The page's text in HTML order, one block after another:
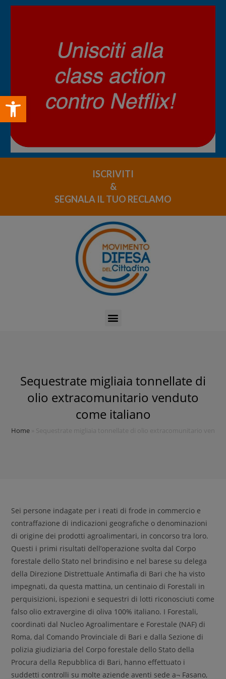
Open toolbar
ISCRIVITI
&
SEGNALA IL TUO RECLAMO
Sequestrate migliaia tonnellate di
olio extracomunitario venduto
come italiano
Home Sequestrate migliaia tonnellate di olio extracomunitario
Sei persone indagate per i reati di frode in commercio e
contraffazione di indicazioni geografiche o denominazioni
di origine dei prodotti agroalimentari, in concorso tra loro.
Questi i primi risultati dell’operazione svolta dal Corpo
forestale dello Stato nel brindisino e nel barese su delega
della Direzione Distrettuale Antimafia di Bari che ha visto
impegnati, da questa mattina, un centinaio di Forestali in
perquisizioni, ispezioni e sequestri di lotti riconosciuti come
falso olio extravergine di oliva 100% italiano. I Forestali,
coordinati dal Nucleo Agroalimentare e Forestale (NAF) di
Roma, dal Comando Provinciale di Bari e dalla Sezione di
polizia giudiziaria del Corpo forestale dello Stato della
Procura della Repubblica di Bari, hanno effettuato i
suddetti controlli su molte aziende aventi sede a¬ Fasano,